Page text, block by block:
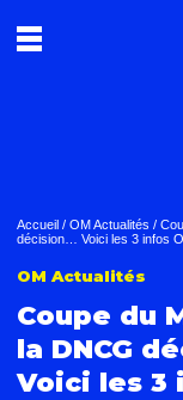
Accueil / OM Actualités /
décision… Voici les 3 infos
OM Actualités
Coupe du
la DNCG
Voici les 3